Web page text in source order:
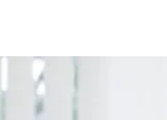
Fazenda
Jardim Belval
dos Camargos
IracemaJardim Itaquiti
CristinaJardim Maria Helena